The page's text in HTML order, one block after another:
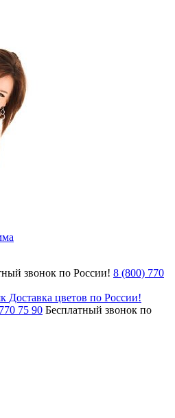
звонок по России! 8 (800) 770
Доставка цветов по России!
75 90 Бесплатный звонок по